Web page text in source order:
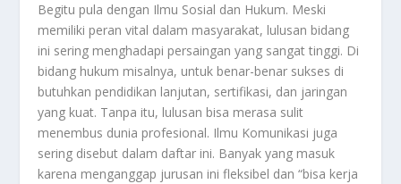
Begitu pula dengan Ilmu Sosial dan Hukum. Meski
memiliki peran vital dalam masyarakat, lulusan bidang
ini sering menghadapi persaingan yang sangat tinggi. Di
bidang hukum misalnya, untuk benar-benar sukses di
butuhkan pendidikan lanjutan, sertifikasi, dan jaringan
yang kuat. Tanpa itu, lulusan bisa merasa sulit
menembus dunia profesional. Ilmu Komunikasi juga
sering disebut dalam daftar ini. Banyak yang masuk
karena menganggap jurusan ini fleksibel dan “bisa kerja